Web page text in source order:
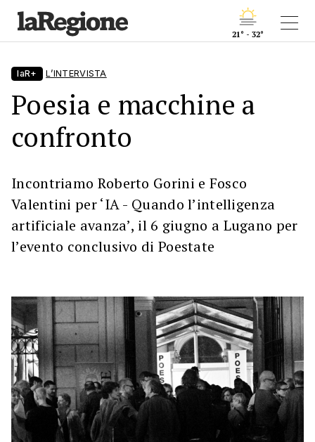
21° - 32°
laR+ L’INTERVISTA
Poesia e macchine a
confronto
Incontriamo Roberto Gorini e Fosco
Valentini per ‘IA - Quando l’intelligenza
artificiale avanza’, il 6 giugno a Lugano per
l’evento conclusivo di Poestate